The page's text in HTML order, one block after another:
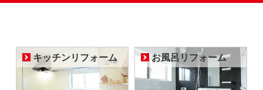
キッチンリフォーム お風呂リフォーム